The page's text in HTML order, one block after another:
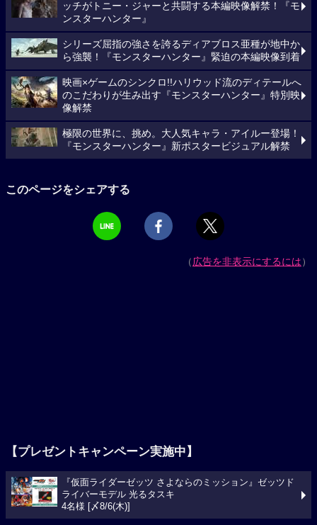
ッチがトニー・ジャーと共闘する本編映像解禁！『モ
ンスターハンター』
シリーズ屈指の強さを誇るディアブロス亜種が地中か
ら強襲！『モンスターハンター』緊迫の本編映像到着
映画×ゲームのシンクロ!!ハリウッド流のディテールへ
のこだわりが生み出す『モンスターハンター』特別映
像解禁
極限の世界に、挑め。大人気キャラ・アイルー登場！
『モンスターハンター』新ポスタービジュアル解禁
このページをシェアする
（広告を非表示にするには）
【プレゼントキャンペーン実施中】
『仮面ライダーゼッツ さよならのミッション』ゼッツド
ライバーモデル 光るタスキ
4名様 [〆8/6(木)]